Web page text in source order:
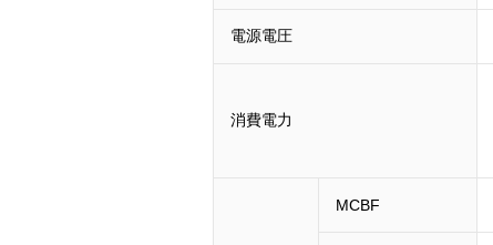
電源電圧
消費電力
MCBF